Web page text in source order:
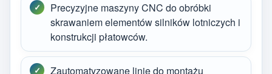
Precyzyjne maszyny CNC do obróbki
skrawaniem elementów silników lotniczych i
konstrukcji płatowców.
Zautomatyzowane linie do montażu